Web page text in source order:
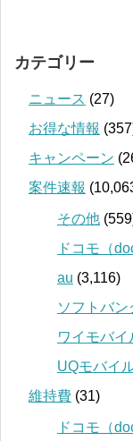
カテゴリー
ニュース (27)
お得な情報
キャンペーン
案件速報
その他
ドコモ（
au (3,116)
ソフトバン
ワイモバイ
UQモバイ
維持費 (31)
ドコモ（